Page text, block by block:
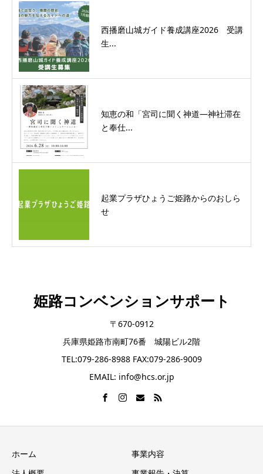
西播磨山城ガイド養成講座2026 受講
生...
知恵の和「宮司に聞く神道―神社滞在
と奉仕...
起業プラザひょうご姫路からのおしら
せ
姫路コンベンションサポート
〒670-0912
兵庫県姫路市南町76番 城陽ビル2階
TEL:079-286-8988 FAX:079-286-9009
EMAIL: info@hcs.or.jp
ホーム
事業内容